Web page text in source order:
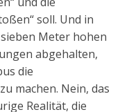
soll. Und in
Meter hohen
abgehalten,
die
machen. Nein, das
Realität, die